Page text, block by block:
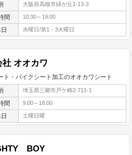
大阪府高槻市緑が丘1-13-3
間 10:30～19:00
水曜日/第1・3火曜日
社 オオカワ
ト・バイクシート加工のオオカワシート
埼玉県三郷市戸ケ崎2-711-1
間 9:00～18:00
土曜日曜
BOY